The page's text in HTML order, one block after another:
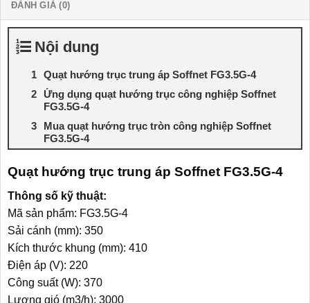
ĐÁNH GIÁ (0)
Nội dung
Quạt hướng trục trung áp Soffnet FG3.5G-4
Ứng dụng quạt hướng trục công nghiệp Soffnet
FG3.5G-4
Mua quạt hướng trục tròn công nghiệp Soffnet
FG3.5G-4
Quạt hướng trục trung áp Soffnet FG3.5G-4
Thông số kỹ thuật:
Mã sản phẩm: FG3.5G-4
Sải cánh (mm): 350
Kích thước khung (mm): 410
Điện áp (V): 220
Công suất (W): 370
Lượng gió (m3/h): 3000